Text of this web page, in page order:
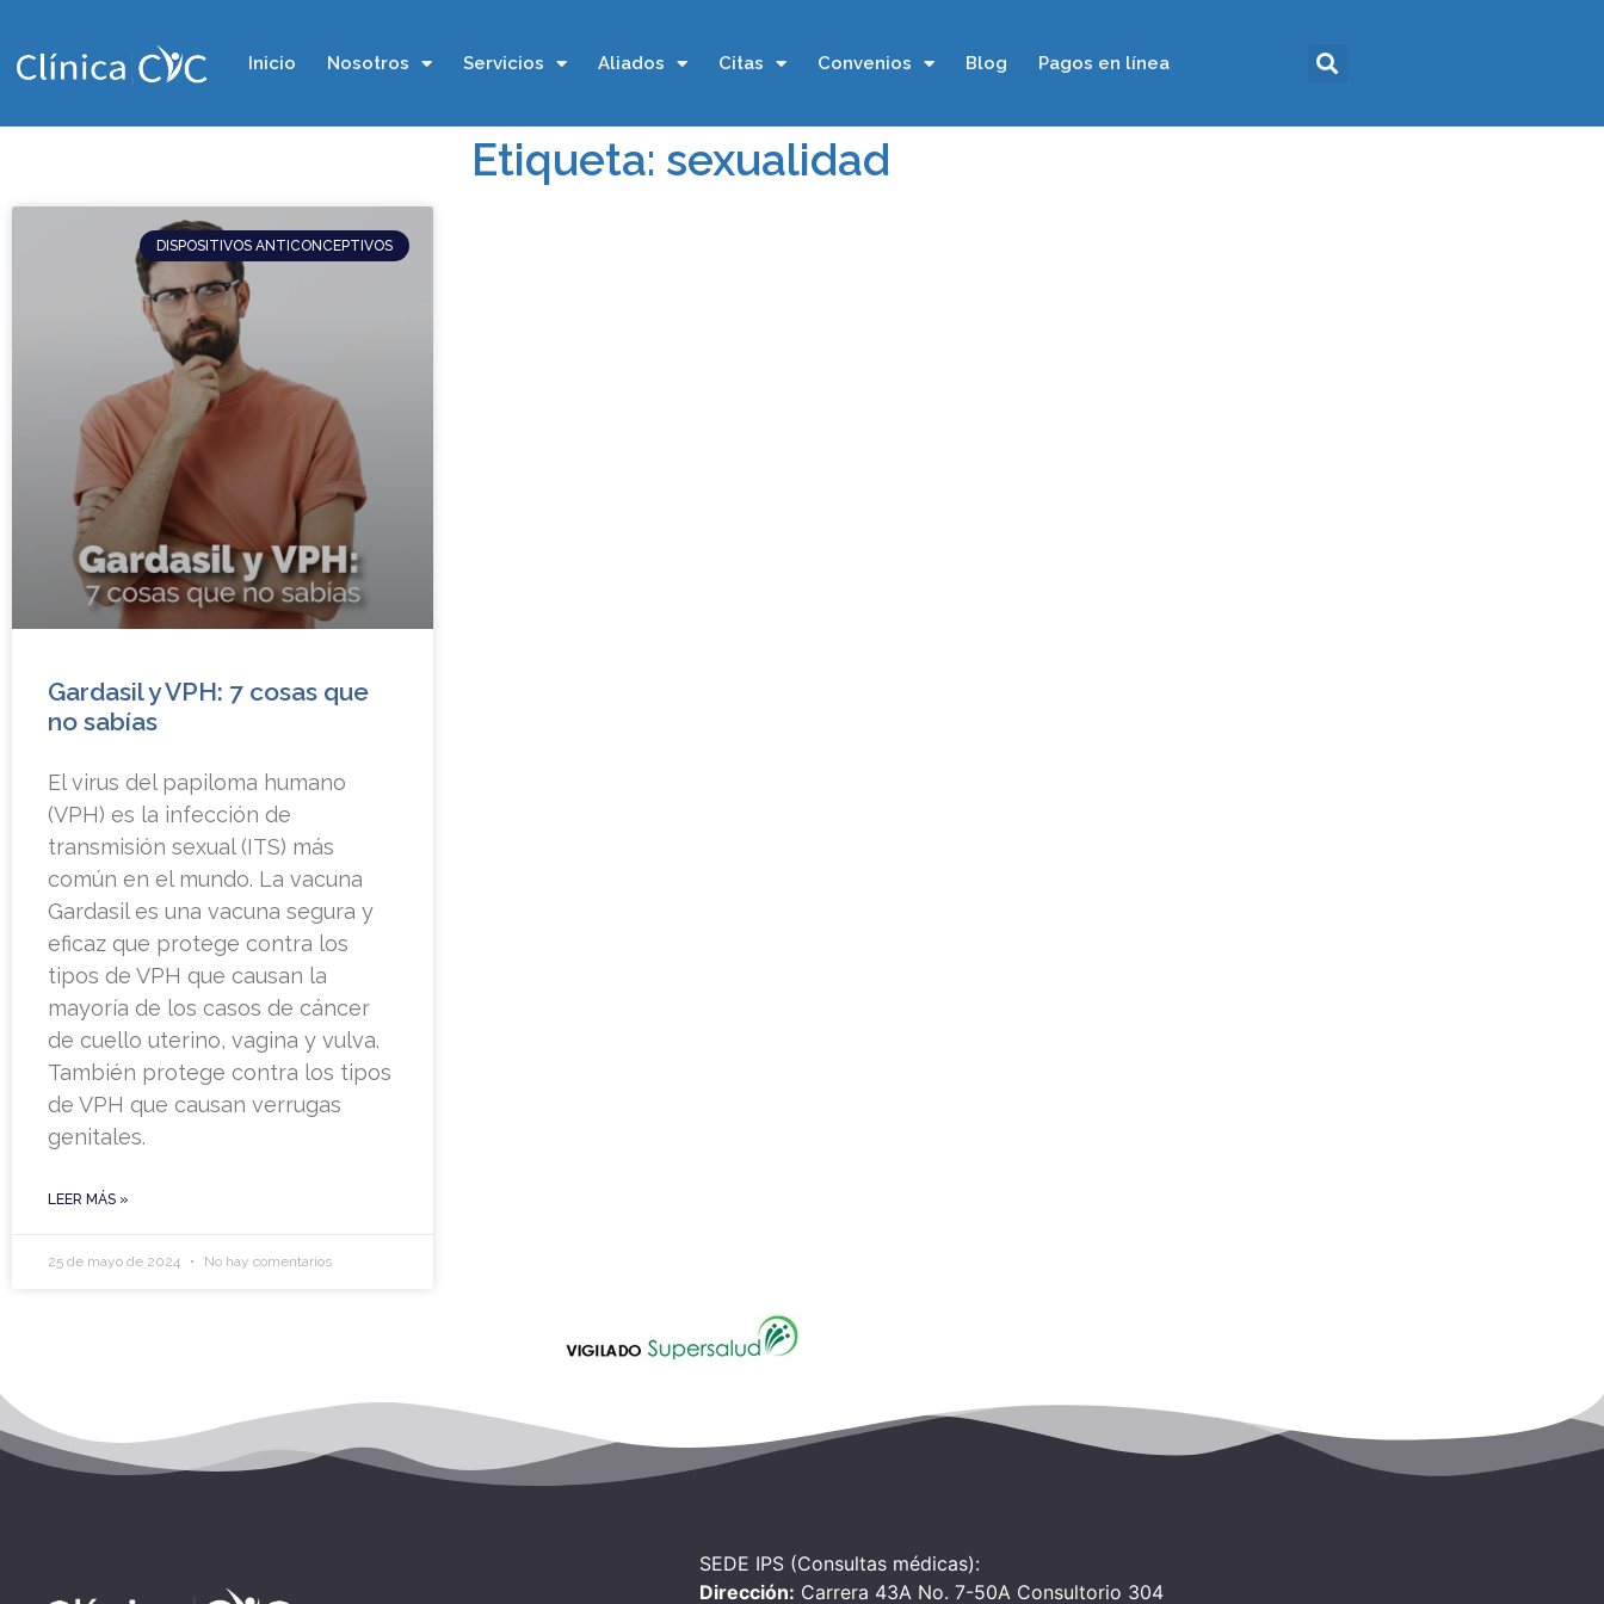
Inicio Nosotros Servicios Aliados Citas Convenios Blog Pagos en línea
Etiqueta: sexualidad
DISPOSITIVOS ANTICONCEPTIVOS
Gardasil y VPH: 7 cosas que
no sabías
El virus del papiloma humano
(VPH) es la infección de
transmisión sexual (ITS) más
común en el mundo. La vacuna
Gardasil es una vacuna segura y
eficaz que protege contra los
tipos de VPH que causan la
mayoría de los casos de cáncer
de cuello uterino, vagina y vulva.
También protege contra los tipos
de VPH que causan verrugas
genitales.
LEER MÁS »
25 de mayo de 2024 No hay comentarios
SEDE IPS (Consultas médicas):
Dirección: Carrera 43A No. 7-50A Consultorio 304